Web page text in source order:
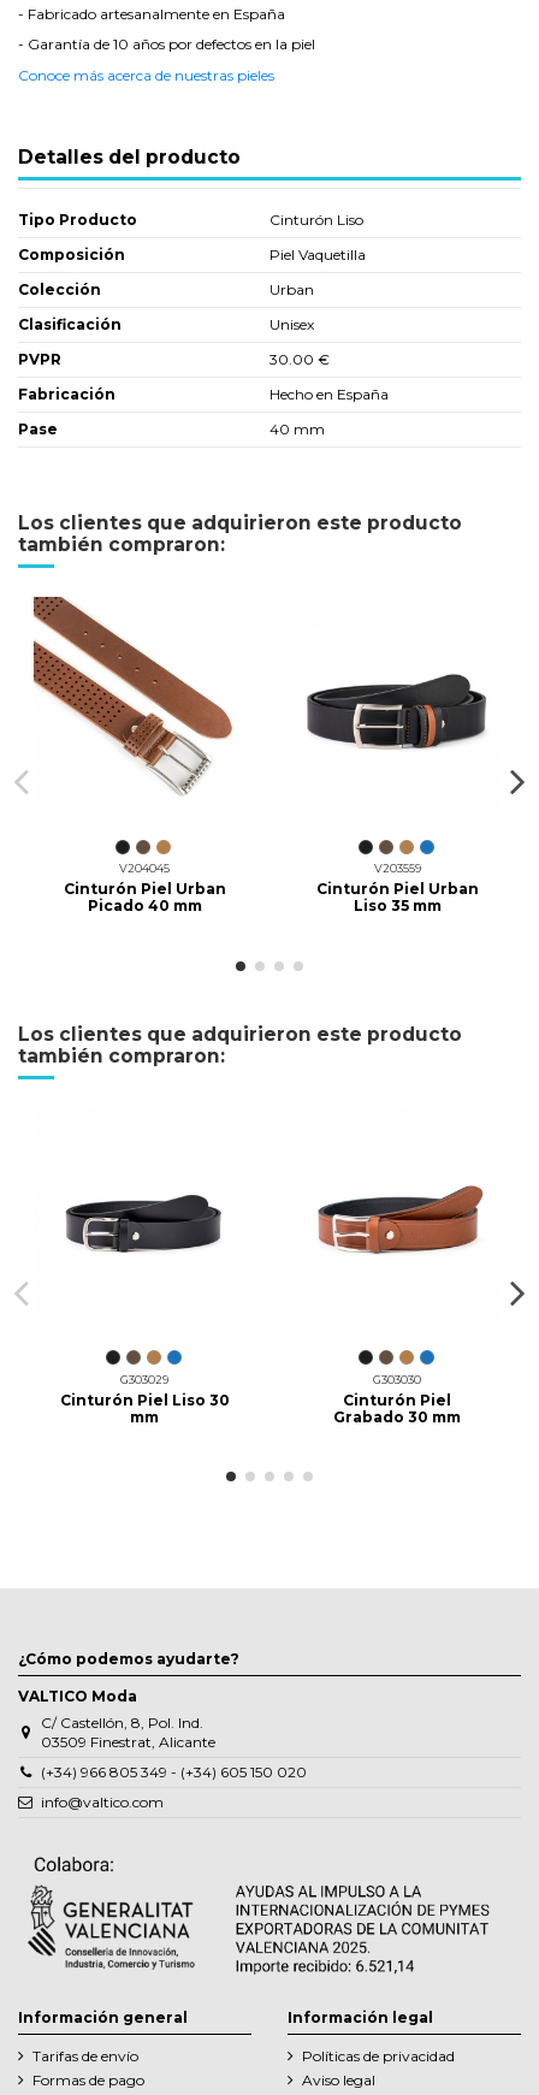
- Fabricado artesanalmente en España
- Garantía de 10 años por defectos en la piel
Conoce más acerca de nuestras pieles
Detalles del producto
Tipo Producto
Cinturón Liso
Composición
Piel Vaquetilla
Colección
Urban
Clasificación
Unisex
PVPR
30.00 €
Fabricación
Hecho en España
Pase
40 mm
Los clientes que adquirieron este producto
también compraron:
V204045
Cinturón Piel Urban
Picado 40 mm
V203559
Cinturón Piel Urban
Liso 35 mm
Los clientes que adquirieron este producto
también compraron:
G303029
Cinturón Piel Liso 30
mm
G303030
Cinturón Piel
Grabado 30 mm
¿Cómo podemos ayudarte?
VALTICO Moda
C/ Castellón, 8, Pol. Ind.
03509 Finestrat, Alicante
(+34) 966 805 349 - (+34) 605 150 020
info@valtico.com
Información general
Tarifas de envío
Formas de pago
Información legal
Políticas de privacidad
Aviso legal